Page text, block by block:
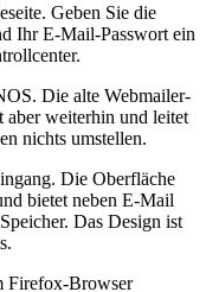
Geben Sie die
Ihr E-Mail-Passwort ein
Die alte Webmailer-
aber weiterhin und leitet
nichts umstellen.
Die Oberfläche
bietet neben E-Mail
Das Design ist